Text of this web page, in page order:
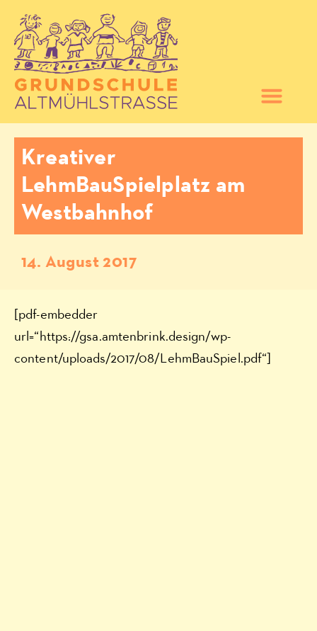
Kreativer
LehmBauSpielplatz am
Westbahnhof
14. August 2017
[pdf-embedder
url=“https://gsa.amtenbrink.design/wp-
content/uploads/2017/08/LehmBauSpiel.pdf“]